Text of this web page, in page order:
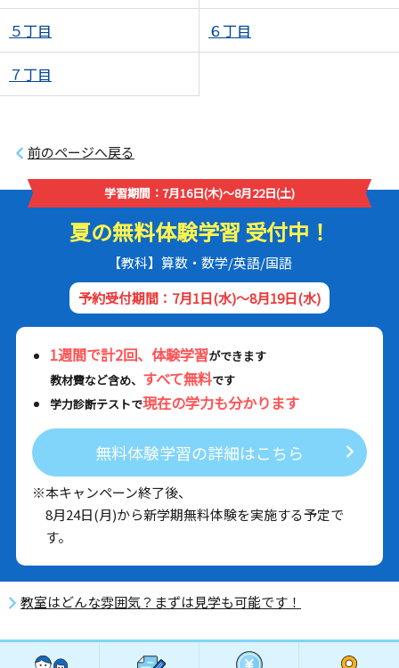
５丁目 ６丁目
７丁目
前のページへ戻る
学習期間：7月16日(木)～8月22日(土)
夏の無料体験学習 受付中！
【教科】算数・数学/英語/国語
予約受付期間：7月1日(水)～8月19日(水)
1週間で計2回、体験学習ができます
教材費など含め、 すべて無料です
学力診断テストで現在の学力も分かります
無料体験学習の詳細はこちら
※本キャンペーン終了後、
8月24日(月)から新学期無料体験を実施する予定で
す。
教室はどんな雰囲気？まずは見学も可能です！